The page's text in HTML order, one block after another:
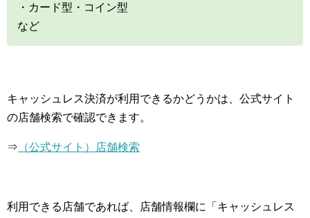
・カード型・コイン型
など
キャッシュレス決済が利用できるかどうかは、公式サイト
の店舗検索で確認できます。
⇒ （公式サイト）店舗検索
利用できる店舗であれば、店舗情報欄に「キャッシュレス